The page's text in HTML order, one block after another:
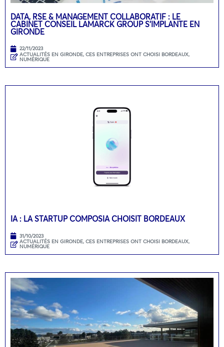
DATA, RSE & MANAGEMENT COLLABORATIF : LE
CABINET CONSEIL LAMARCK GROUP S’IMPLANTE EN
GIRONDE
22/11/2023
ACTUALITÉS EN GIRONDE, CES ENTREPRISES ONT CHOISI BORDEAUX,
NUMÉRIQUE
IA : LA STARTUP COMPOSIA CHOISIT BORDEAUX
31/10/2023
ACTUALITÉS EN GIRONDE, CES ENTREPRISES ONT CHOISI BORDEAUX,
NUMÉRIQUE